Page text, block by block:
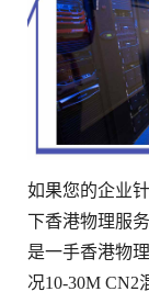
如果您的企业
下香港物理服务
是一手香港物
况10-30M CN2